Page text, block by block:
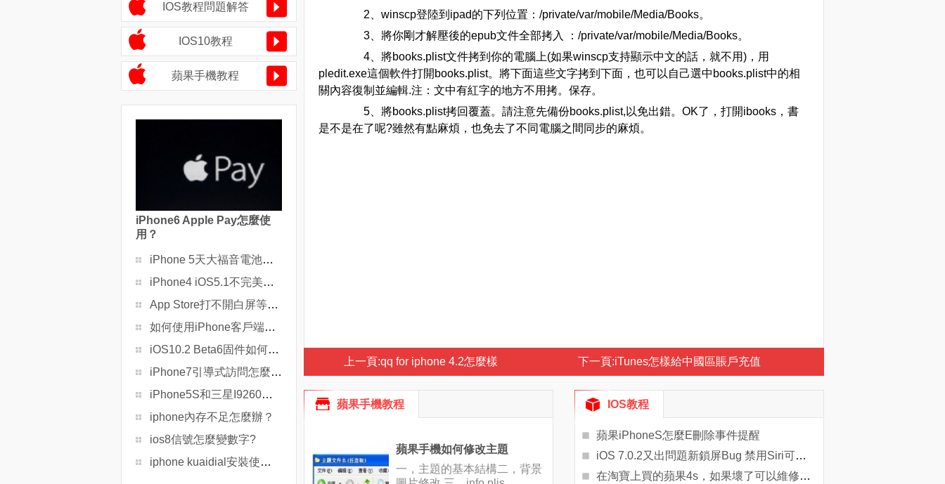
2、winscp登陸到ipad的下列位置：/private/var/mobile/Media/Books。
3、將你剛才解壓後的epub文件全部拷入 ：/private/var/mobile/Media/Books。
4、將books.plist文件拷到你的電腦上(如果winscp支持顯示中文的話，就不用)，用
pledit.exe這個軟件打開books.plist。將下面這些文字拷到下面，也可以自己選中books.plist中的相
關內容復制並編輯.注：文中有紅字的地方不用拷。保存。
5、將books.plist拷回覆蓋。請注意先備份books.plist,以免出錯。OK了，打開ibooks，書
是不是在了呢?雖然有點麻煩，也免去了不同電腦之間同步的麻煩。
上一頁:qq for iphone 4.2怎麼樣 下一頁:iTunes怎樣給中國區賬戶充值
蘋果手機教程
蘋果手機如何修改主題
一，主題的基本結構二，背景
IOS教程
蘋果iPhoneS怎麼E刪除事件提醒
iOS 7.0.2又出問題新鎖屏Bug 禁用Siri可解決
在淘寶上買的蘋果4s，如果壞了可以維修嗎，可以的話到哪裡維修呢
IOS教程問題解答
IOS10教程
蘋果手機教程
iPhone6 Apple Pay怎麼使
用？
iPhone 5天大福音電池免費換
iPhone4 iOS5.1不完美越獄教程
App Store打不開白屏等怎麼解決
如何使用iPhone客戶端在微博分享二維碼
iOS10.2 Beta6固件如何升級更新
iPhone7引導式訪問怎麼設置
iPhone5S和三星I9260哪個好
iphone內存不足怎麼辦？
ios8信號怎麼變數字?
iphone kuaidial安裝使用教程